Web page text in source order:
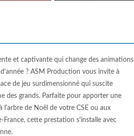
et captivante qui change des animations
? ASM Production vous invite à
de jeu surdimensionné qui suscite
des grands. Parfaite pour apporter une
l'arbre de Noël de votre CSE ou aux
cette prestation s'installe avec